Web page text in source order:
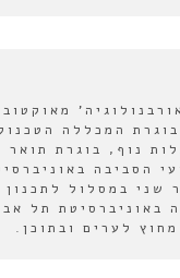
2025. בוגרת המכללה
נוף, בוגרת תואר
הסביבה
שני במסלול לתכנון
באוניברסיטת תל
לערים ובתוכן.